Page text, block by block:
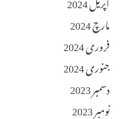
مارچ 2024
فروری 2024
جنوری 2024
دسمبر 2023
نومبر 2023